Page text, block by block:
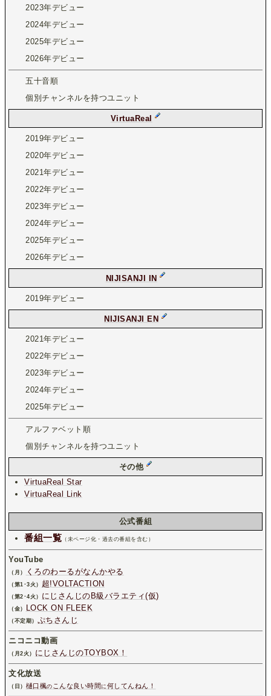
2023年デビュー
2024年デビュー
2025年デビュー
2026年デビュー
五十音順
個別チャンネルを持つユニット
VirtuaReal
2019年デビュー
2020年デビュー
2021年デビュー
2022年デビュー
2023年デビュー
2024年デビュー
2025年デビュー
2026年デビュー
NIJISANJI IN
2019年デビュー
NIJISANJI EN
2021年デビュー
2022年デビュー
2023年デビュー
2024年デビュー
2025年デビュー
アルファベット順
個別チャンネルを持つユニット
その他
VirtuaReal Star
VirtuaReal Link
公式番組
番組一覧 （未ページ化・過去の番組を含む）
YouTube
（月） くろのわーるがなんかやる
（第1･3火） 超!VOLTACTION
（第2･4火） にじさんじのB級バラエティ(仮)
（金） LOCK ON FLEEK
（不定期） ぷちさんじ
ニコニコ動画
（月2火） にじさんじのTOYBOX！
文化放送
（日） 樋口楓の こんな良い時間 に 何してんねん！